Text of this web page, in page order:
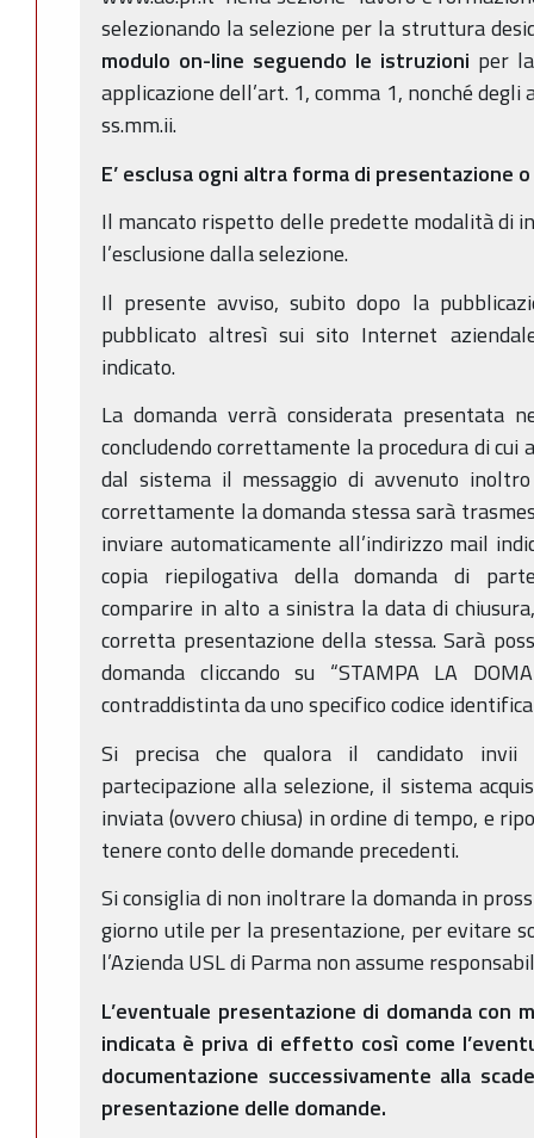
selezionando la selezione per la struttura
modulo on-line seguendo le istruzioni per
applicazione dell’art. 1, comma 1, nonché
ss.mm.ii.
E’ esclusa ogni altra forma di presentazione
Il mancato rispetto delle predette modalità di
l’esclusione dalla selezione.
Il presente avviso, subito dopo la
pubblicato altresì sui sito Internet
indicato.
La domanda verrà considerata presentata
concludendo correttamente la procedura di cui
dal sistema il messaggio di avvenuto
correttamente la domanda stessa sarà
inviare automaticamente all’indirizzo mail
copia riepilogativa della domanda di
comparire in alto a sinistra la data di
corretta presentazione della stessa. Sarà
domanda cliccando su “STAMPA LA
contraddistinta da uno specifico codice
Si precisa che qualora il candidato invii
partecipazione alla selezione, il sistema
inviata (ovvero chiusa) in ordine di tempo, e
tenere conto delle domande precedenti.
Si consiglia di non inoltrare la domanda in
giorno utile per la presentazione, per evitare
l’Azienda USL di Parma non assume
L’eventuale presentazione di domanda con
indicata è priva di effetto così come
documentazione successivamente alla
presentazione delle domande.